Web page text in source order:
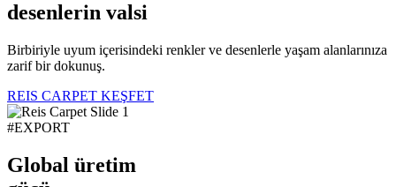
desenlerin valsi
Birbiriyle uyum içerisindeki renkler ve desenlerle yaşam alanlarınıza
zarif bir dokunuş.
REIS CARPET KEŞFET
#EXPORT
Global üretim